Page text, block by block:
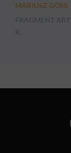
MARIUSZ GOSS